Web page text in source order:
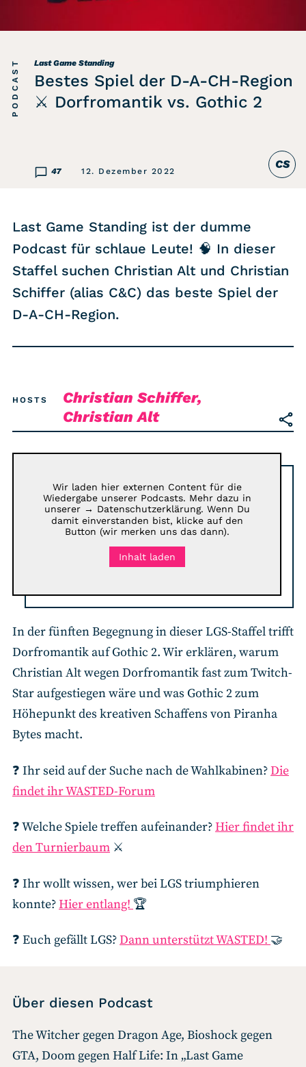
Hören
WASTED WEEKLY
Last Game Standing
Top 5
Random
RSS-Feed
DATENSCHUTZ
Unterstützen
Last Game Standing
Bestes Spiel der D-A-CH-Region
⚔ Dorfromantik vs. Gothic 2
47 12. Dezember 2022
PODCAST
CS
Last Game Standing ist der dumme
Podcast für schlaue Leute! 🧠 In dieser
Staffel suchen Christian Alt und Christian
Schiffer (alias C&C) das beste Spiel der
D-A-CH-Region.
HOSTS
Christian Schiffer,
Christian Alt
Wir laden hier externen Content für die
Wiedergabe unserer Podcasts. Mehr dazu in
unserer → Datenschutzerklärung. Wenn Du
damit einverstanden bist, klicke auf den
Button (wir merken uns das dann).
Inhalt laden
In der fünften Begegnung in dieser LGS-Staffel trifft
Dorfromantik auf Gothic 2. Wir erklären, warum
Christian Alt wegen Dorfromantik fast zum Twitch-
Star aufgestiegen wäre und was Gothic 2 zum
Höhepunkt des kreativen Schaffens von Piranha
Bytes macht.
❓ Ihr seid auf der Suche nach de Wahlkabinen?Die
findet ihr WASTED-Forum
❓ Welche Spiele treffen aufeinander?Hier findet ihr
den Turnierbaum ⚔
❓ Ihr wollt wissen, wer bei LGS triumphieren
konnte?Hier entlang! 🏆
❓ Euch gefällt LGS?Dann unterstützt WASTED! 🤝
Über diesen Podcast
The Witcher gegen Dragon Age, Bioshock gegen
GTA, Doom gegen Half Life: In „Last Game